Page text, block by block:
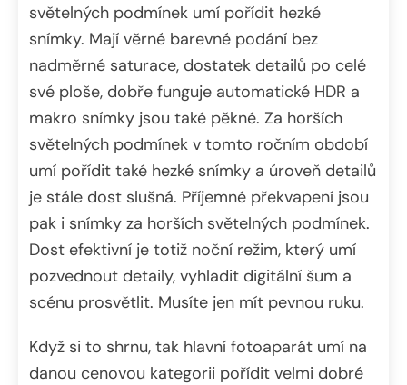
světelných podmínek umí pořídit hezké
snímky. Mají věrné barevné podání bez
nadměrné saturace, dostatek detailů po celé
své ploše, dobře funguje automatické HDR a
makro snímky jsou také pěkné. Za horších
světelných podmínek v tomto ročním období
umí pořídit také hezké snímky a úroveň detailů
je stále dost slušná. Příjemné překvapení jsou
pak i snímky za horších světelných podmínek.
Dost efektivní je totiž noční režim, který umí
pozvednout detaily, vyhladit digitální šum a
scénu prosvětlit. Musíte jen mít pevnou ruku.
Když si to shrnu, tak hlavní fotoaparát umí na
danou cenovou kategorii pořídit velmi dobré